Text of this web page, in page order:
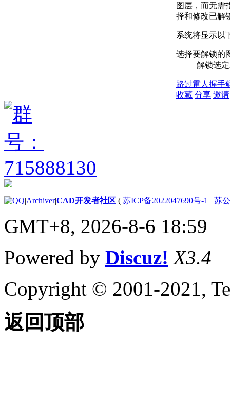
图层，而无需
择和修改已解
系统将显示以
选择要解锁的
解锁选
路过雷人 握手
收藏 分享 邀请
|Archiver|CAD开发者社区 ( 苏ICP备2022047690号-1 苏
GMT+8, 2026-8-6 18:59
Powered by Discuz! X3.4
Copyright © 2001-2021,
返回顶部